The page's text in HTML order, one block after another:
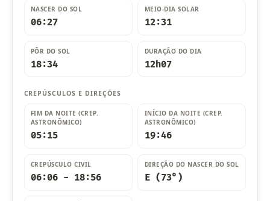
NASCER DO SOL
06:27
MEIO-DIA SOLAR
12:31
PÔR DO SOL
18:34
DURAÇÃO DO DIA
12h07
CREPÚSCULOS E DIREÇÕES
FIM DA NOITE (CREP.
ASTRONÔMICO)
05:15
INÍCIO DA NOITE (CREP.
ASTRONÔMICO)
19:46
CREPÚSCULO CIVIL
06:06 - 18:56
DIREÇÃO DO NASCER DO SOL
E (73°)